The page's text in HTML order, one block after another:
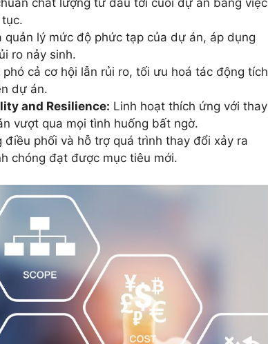
chất lượng từ đầu tới cuối dự án bằng việc
quản lý mức độ phức tạp của dự án, áp dụng
ro nảy sinh.
cả cơ hội lẫn rủi ro, tối ưu hoá tác động tích
dự án.
and Resilience: Linh hoạt thích ứng với thay
vượt qua mọi tình huống bất ngờ.
điều phối và hỗ trợ quá trình thay đổi xảy ra
chóng đạt được mục tiêu mới.